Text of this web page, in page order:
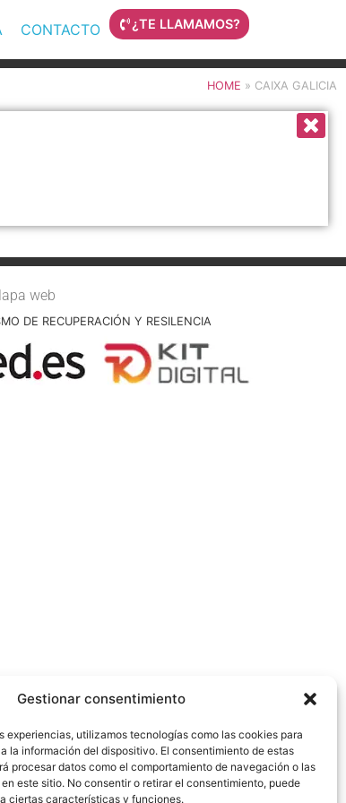
Gestionar consentimiento
experiencias, utilizamos tecnologías como las cookies para
la información del dispositivo. El consentimiento de estas
procesar datos como el comportamiento de navegación o las
este sitio. No consentir o retirar el consentimiento, puede
ciertas características y funciones.
CONTACTO ¿TE LLAMAMOS?
HOME » CAIXA GALICIA
web
DE RECUPERACIÓN Y RESILENCIA